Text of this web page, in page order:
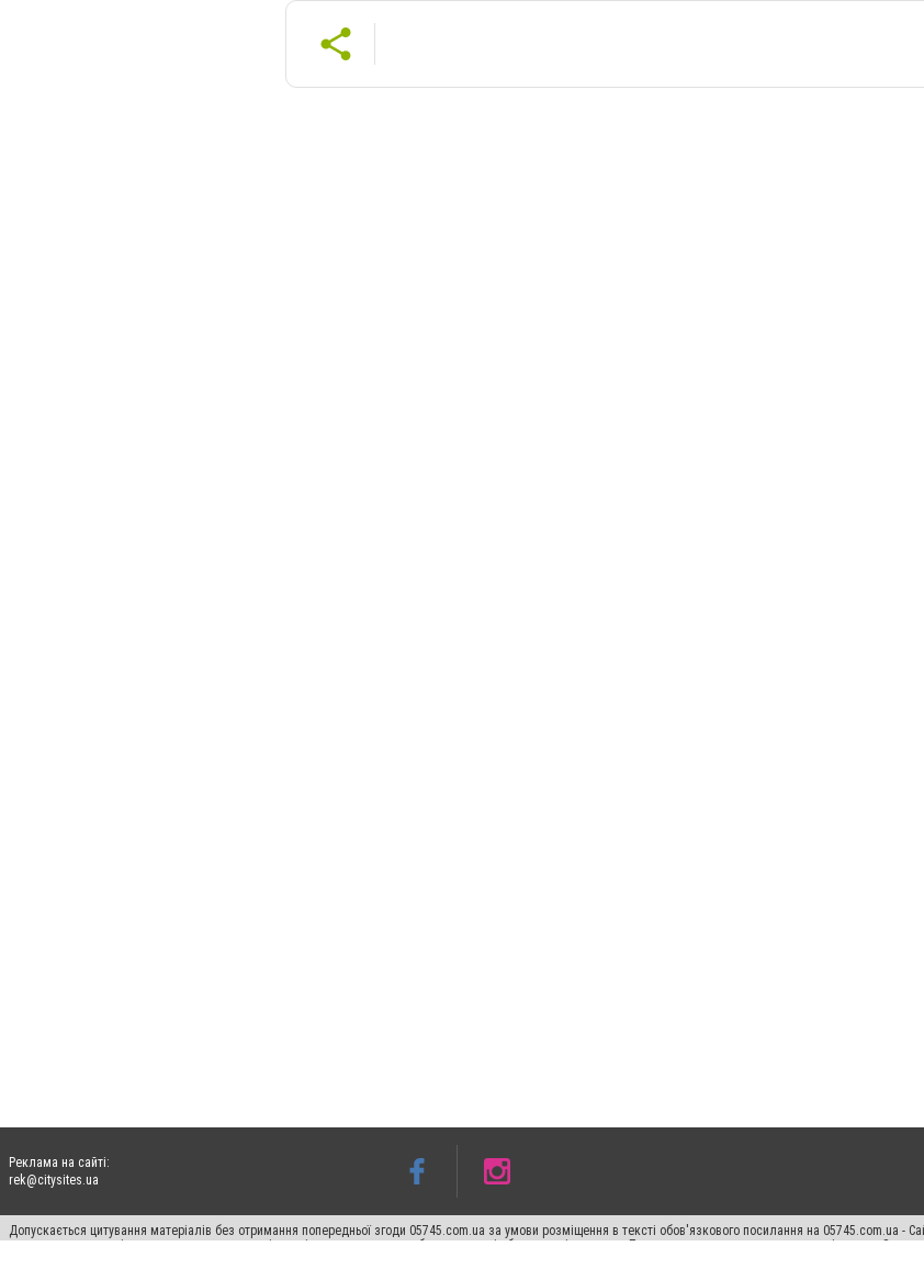
Реклама на сайті:
rek@citysites.ua
Допускається цитування матеріалів без отримання попередньої згоди 05745.com.ua за умови розміщення в тексті обов'язкового посилання на 05745.com.ua -
пошукових систем гіперпосилання на цитовані статті не нижче другого абзацу в тексті або в якості джерела. Порушення виняткових прав переслідується